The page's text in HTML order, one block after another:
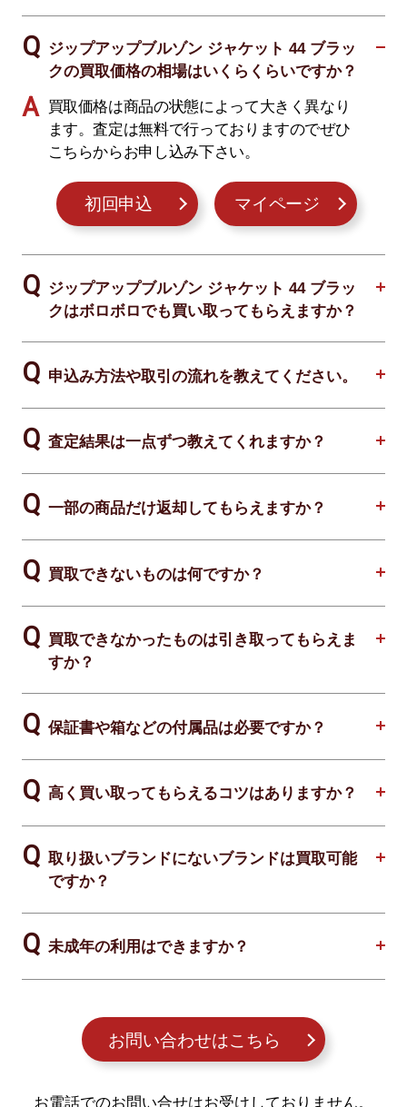
ジップアップブルゾン ジャケット 44 ブラッ
クの買取価格の相場はいくらくらいですか？
買取価格は商品の状態によって大きく異なり
ます。査定は無料で行っておりますのでぜひ
こちらからお申し込み下さい。
初回申込 マイページ
ジップアップブルゾン ジャケット 44 ブラッ
クはボロボロでも買い取ってもらえますか？
申込み方法や取引の流れを教えてください。
査定結果は一点ずつ教えてくれますか？
一部の商品だけ返却してもらえますか？
買取できないものは何ですか？
買取できなかったものは引き取ってもらえま
すか？
保証書や箱などの付属品は必要ですか？
高く買い取ってもらえるコツはありますか？
取り扱いブランドにないブランドは買取可能
ですか？
未成年の利用はできますか？
お問い合わせはこちら
お電話でのお問い合せはお受けしておりません。